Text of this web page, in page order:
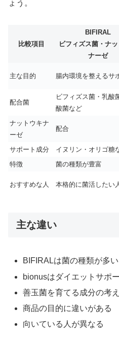
ょう。
比較項目
BIFIRAL
ビフィズス菌・ナ
ナーゼ
主な目的 腸内環境を整えるサ
配合菌
ビフィズス菌・乳酸
酸菌など
ナットウキナ
ーゼ
配合
サポート成分 イヌリン・オリゴ糖
特徴
菌の種類が豊富
おすすめな人 本格的に菌活したい
主な違い
BIFIRALは菌の種類が多い
bionusはダイエットサポ
善玉菌を育てる成分の考
商品の目的に違いがある
向いている人が異なる